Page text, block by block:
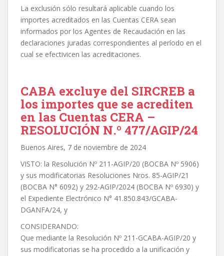
La exclusión sólo resultará aplicable cuando los
importes acreditados en las Cuentas CERA sean
informados por los Agentes de Recaudación en las
declaraciones juradas correspondientes al período en el
cual se efectivicen las acreditaciones.
CABA excluye del SIRCREB a
los importes que se acrediten
en las Cuentas CERA –
RESOLUCIÓN N.º 477/AGIP/24
Buenos Aires, 7 de noviembre de 2024
VISTO: la Resolución Nº 211-AGIP/20 (BOCBA Nº 5906)
y sus modificatorias Resoluciones Nros. 85-AGIP/21
(BOCBA N° 6092) y 292-AGIP/2024 (BOCBA Nº 6930) y
el Expediente Electrónico N° 41.850.843/GCABA-
DGANFA/24, y
CONSIDERANDO:
Que mediante la Resolución Nº 211-GCABA-AGIP/20 y
sus modificatorias se ha procedido a la unificación y